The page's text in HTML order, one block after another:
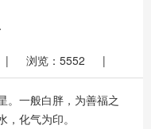
| 浏览：5552 |
。一般白胖，为善福之
化气为印。